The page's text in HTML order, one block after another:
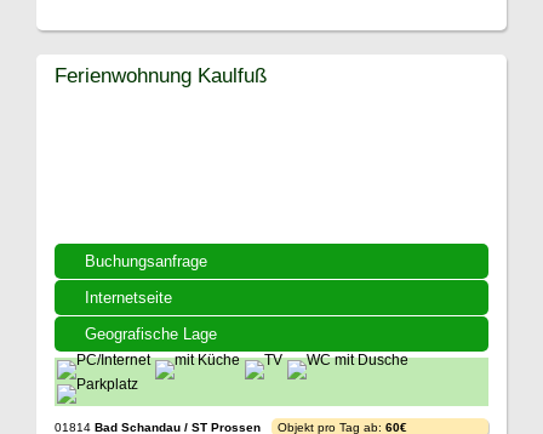
Buchungsanfrage
Internetseite
Geografische Lage
Ferienwohnung Kaulfuß
01814 Bad Schandau / ST Prossen
Objekt pro Tag ab: 60€